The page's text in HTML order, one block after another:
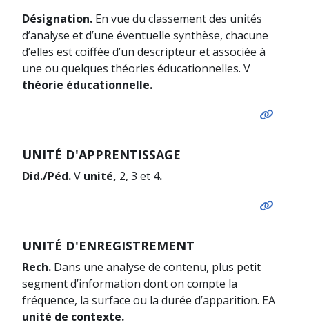
Désignation. En vue du classement des unités
d’analyse et d’une éventuelle synthèse, chacune
d’elles est coiffée d’un descripteur et associée à
une ou quelques théories éducationnelles. V
théorie éducationnelle.
UNITÉ D'APPRENTISSAGE
Did./Péd.V unité, 2, 3 et 4.
UNITÉ D'ENREGISTREMENT
Rech. Dans une analyse de contenu, plus petit
segment d’information dont on compte la
fréquence, la surface ou la durée d’apparition. EA
unité de contexte.